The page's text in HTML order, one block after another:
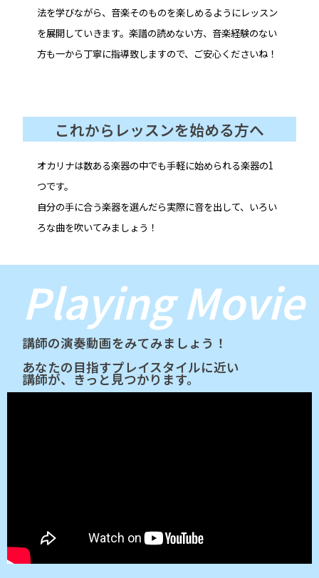
法を学びながら、音楽そのものを楽しめるようにレッスン
を展開していきます。楽譜の読めない方、音楽経験のない
方も一から丁寧に指導致しますので、ご安心くださいね！
これからレッスンを始める方へ
オカリナは数ある楽器の中でも手軽に始められる楽器の1
つです。
自分の手に合う楽器を選んだら実際に音を出して、いろい
ろな曲を吹いてみましょう！
Playing Movie
講師の演奏動画をみてみましょう！
あなたの目指すプレイスタイルに近い
講師が、きっと見つかります。